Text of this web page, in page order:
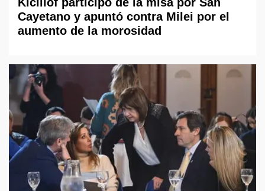
Kicillof participó de la misa por San
Cayetano y apuntó contra Milei por el
aumento de la morosidad